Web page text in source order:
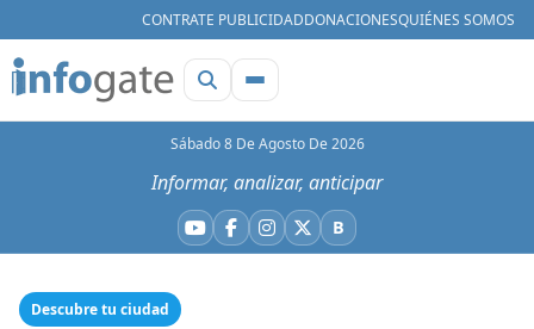
CONTRATE PUBLICIDADDONACIONESQUIÉNES SOMOS
Sábado 8 De Agosto De 2026
Informar, analizar, anticipar
YouTube
Facebook
Instagram
X BBluesky
Descubre tu ciudad